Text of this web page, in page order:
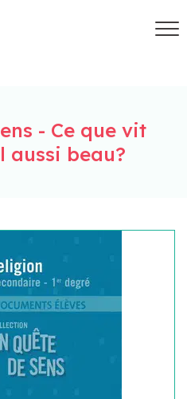
- Ce que vit
aussi beau?